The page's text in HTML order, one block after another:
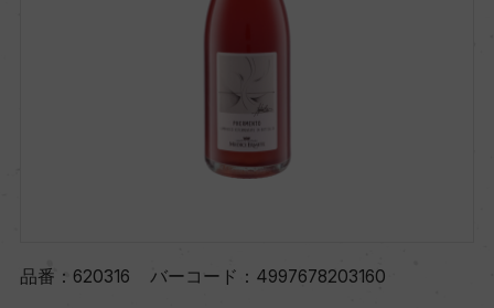
品番： 620316 バーコード： 4997678203160